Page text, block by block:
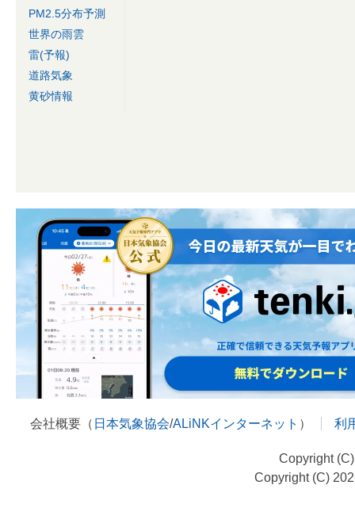
PM2.5分布予測
世界の雨雲
雷(予報)
道路気象
黄砂情報
会社概要（ 日本気象協会/ALiNKインターネット ） 利
Copyright
Copyright (C)